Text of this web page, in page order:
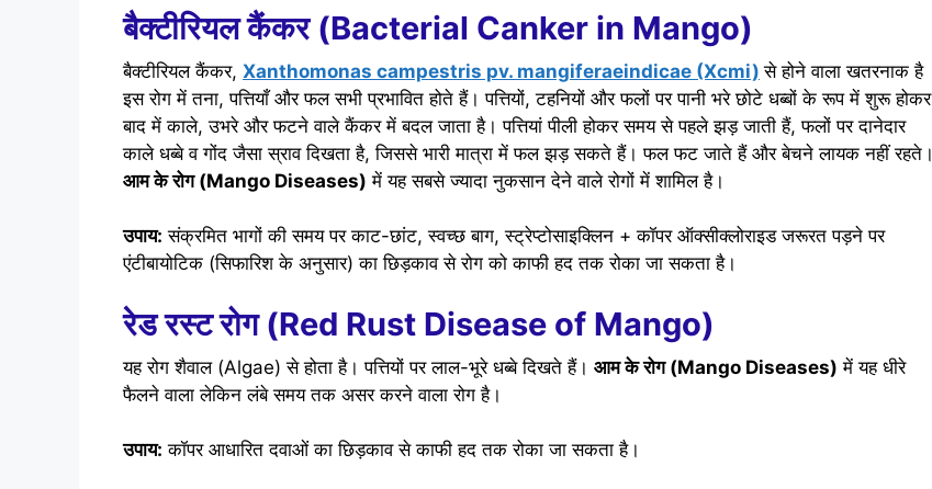
बैक्टीरियल कैंकर (Bacterial Canker in Mango)
बैक्टीरियल कैंकर, Xanthomonas campestris pv. mangiferaeindicae (Xcmi) से होने वाला खतरनाक है
इस रोग में तना, पत्तियाँ और फल सभी प्रभावित होते हैं। पत्तियों, टहनियों और फलों पर पानी भरे छोटे धब्बों के रूप में शुरू होकर
बाद में काले, उभरे और फटने वाले कैंकर में बदल जाता है। पत्तियां पीली होकर समय से पहले झड़ जाती हैं, फलों पर दानेदार
काले धब्बे व गोंद जैसा स्राव दिखता है, जिससे भारी मात्रा में फल झड़ सकते हैं। फल फट जाते हैं और बेचने लायक नहीं रहते।
आम के रोग (Mango Diseases) में यह सबसे ज्यादा नुकसान देने वाले रोगों में शामिल है।
उपाय: संक्रमित भागों की समय पर काट-छांट, स्वच्छ बाग, स्ट्रेप्टोसाइक्लिन + कॉपर ऑक्सीक्लोराइड जरूरत पड़ने पर
एंटीबायोटिक (सिफारिश के अनुसार) का छिड़काव से रोग को काफी हद तक रोका जा सकता है।
रेड रस्ट रोग (Red Rust Disease of Mango)
यह रोग शैवाल (Algae) से होता है। पत्तियों पर लाल-भूरे धब्बे दिखते हैं। आम के रोग (Mango Diseases) में यह धीरे
फैलने वाला लेकिन लंबे समय तक असर करने वाला रोग है।
उपाय: कॉपर आधारित दवाओं का छिड़काव से काफी हद तक रोका जा सकता है।